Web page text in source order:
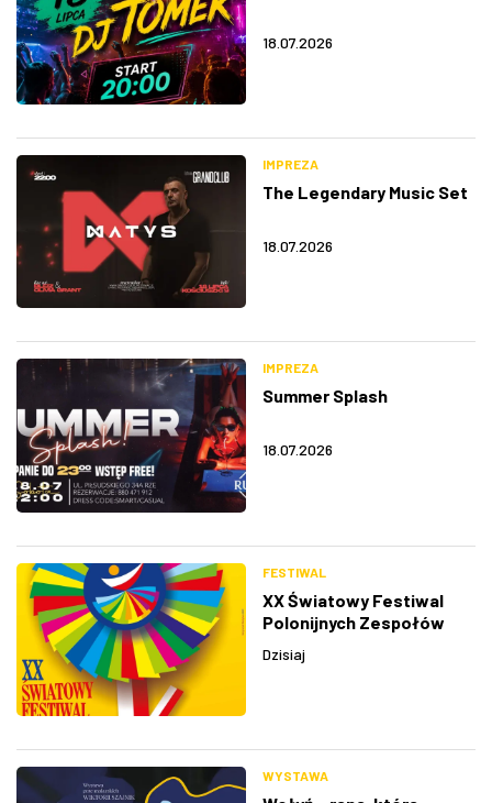
18.07.2026
IMPREZA
The Legendary Music Set
18.07.2026
IMPREZA
Summer Splash
18.07.2026
FESTIWAL
XX Światowy Festiwal
Polonijnych Zespołów
Dzisiaj
WYSTAWA